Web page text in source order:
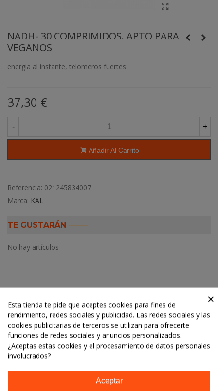
NADH- 30 COMPRIMIDOS. APTO PARA
VEGANOS
energia al instante, telomeros fuertes
37,30 €
- +
Añadir Al Carrito
Referencia: 021245834007
Marca: KAL
TE GUSTARÁN
No hay artículos
Detalles del producto
LOS CLIENTES QUE ADQUIRIERON ESTE
×
Esta tienda te pide que aceptes cookies para fines de
rendimiento, redes sociales y publicidad. Las redes sociales y las
cookies publicitarias de terceros se utilizan para ofrecerte
funciones de redes sociales y anuncios personalizados.
¿Aceptas estas cookies y el procesamiento de datos personales
involucrados?
Aceptar